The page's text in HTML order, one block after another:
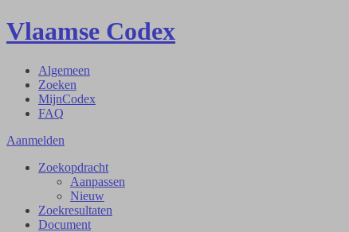
Vlaamse Codex
Algemeen
Zoeken
MijnCodex
FAQ
Aanmelden
Zoekopdracht
Aanpassen
Nieuw
Zoekresultaten
Document